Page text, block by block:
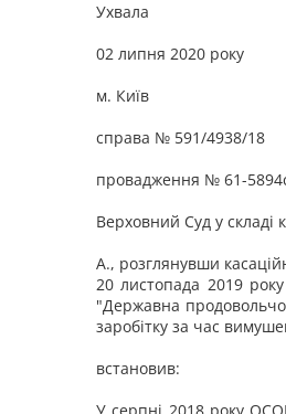
Ухвала
02 липня 2020 року
м. Київ
справа № 591/4938/18
провадження № 61-
Верховний Суд у складі
А., розглянувши
20 листопада 2019
"Державна
заробітку за час
встановив: